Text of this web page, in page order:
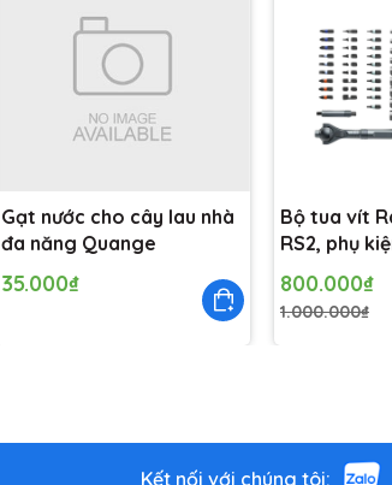
Gạt nước cho cây lau nhà
đa năng Quange
35.000₫
Bộ tua vít
RS2, phụ
800.000₫
1.000.000₫
Kết nối với chúng tôi: